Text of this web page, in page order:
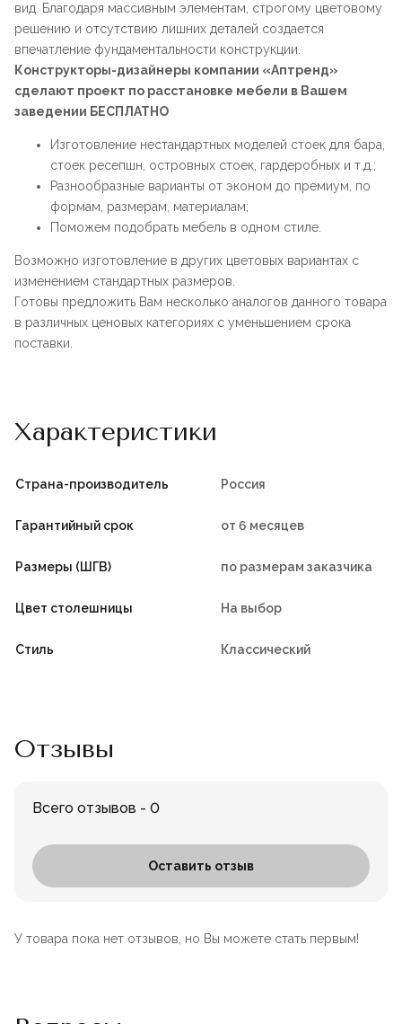
вид. Благодаря массивным элементам, строгому цветовому
решению и отсутствию лишних деталей создается
впечатление фундаментальности конструкции.
Конструкторы-дизайнеры компании «Аптренд»
сделают проект по расстановке мебели в Вашем
заведении БЕСПЛАТНО
Изготовление нестандартных моделей стоек для бара,
стоек ресепшн, островных стоек, гардеробных и т.д.;
Разнообразные варианты от эконом до премиум, по
формам, размерам, материалам;
Поможем подобрать мебель в одном стиле.
Возможно изготовление в других цветовых вариантах с
изменением стандартных размеров.
Готовы предложить Вам несколько аналогов данного товара
в различных ценовых категориях с уменьшением срока
поставки.
Характеристики
Страна-производитель Россия
Гарантийный срок от 6 месяцев
Размеры (ШГВ) по размерам заказчика
Цвет столешницы На выбор
Стиль Классический
Отзывы
Всего отзывов - 0
Оставить отзыв
У товара пока нет отзывов, но Вы можете стать первым!